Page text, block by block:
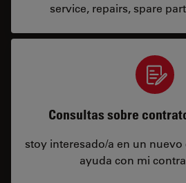
service, repairs, spare
Consultas sobre
stoy interesado/a en un
ayuda con mi